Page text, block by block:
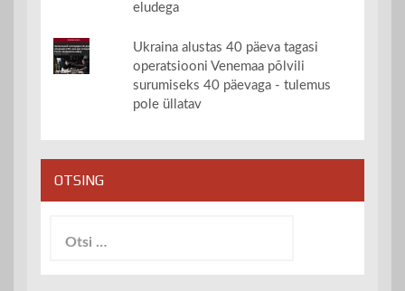
eludega
Ukraina alustas 40 päeva tagasi
operatsiooni Venemaa põlvili
surumiseks 40 päevaga - tulemus
pole üllatav
OTSING